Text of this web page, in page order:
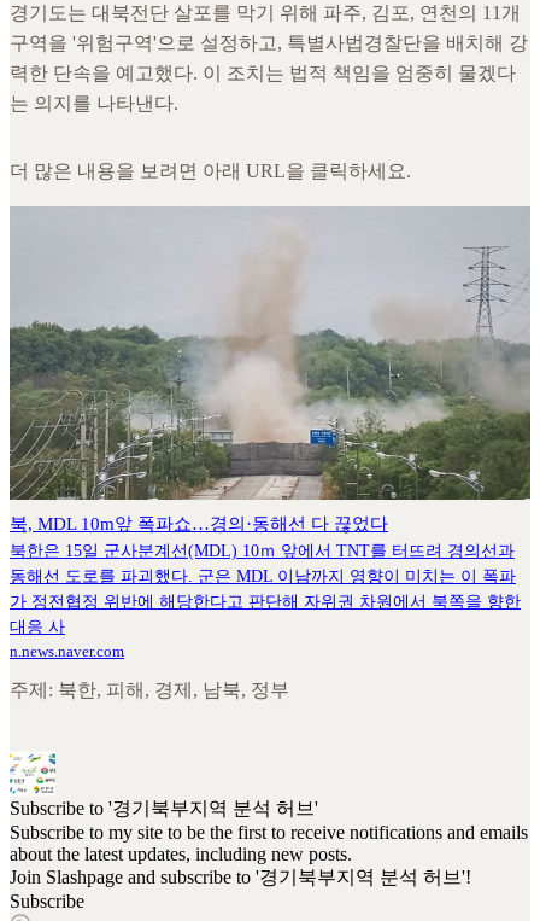
경기도는 대북전단 살포를 막기 위해 파주, 김포, 연천의 11개
구역을 '위험구역'으로 설정하고, 특별사법경찰단을 배치해 강
력한 단속을 예고했다. 이 조치는 법적 책임을 엄중히 물겠다
는 의지를 나타낸다.
더 많은 내용을 보려면 아래 URL을 클릭하세요.
북, MDL 10m앞 폭파쇼…경의·동해선 다 끊었다
북한은 15일 군사분계선(MDL) 10ｍ 앞에서 TNT를 터뜨려 경의선과
동해선 도로를 파괴했다. 군은 MDL 이남까지 영향이 미치는 이 폭파
가 정전협정 위반에 해당한다고 판단해 자위권 차원에서 북쪽을 향한
대응 사
n.news.naver.com
주제: 북한, 피해, 경제, 남북, 정부
Subscribe to '경기북부지역 분석 허브'
Subscribe to my site to be the first to receive notifications and emails
about the latest updates, including new posts.
Join Slashpage and subscribe to '경기북부지역 분석 허브'!
Subscribe